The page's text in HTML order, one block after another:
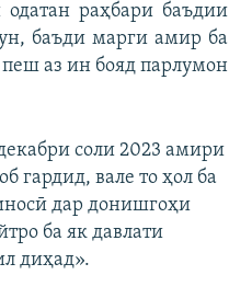
раҳбари баъдии
баъди марги амир ба
аз ин бояд парлумон
соли 2023 амири
гардид, вале то ҳол ба
дар донишгоҳи
ба як давлати
диҳад».